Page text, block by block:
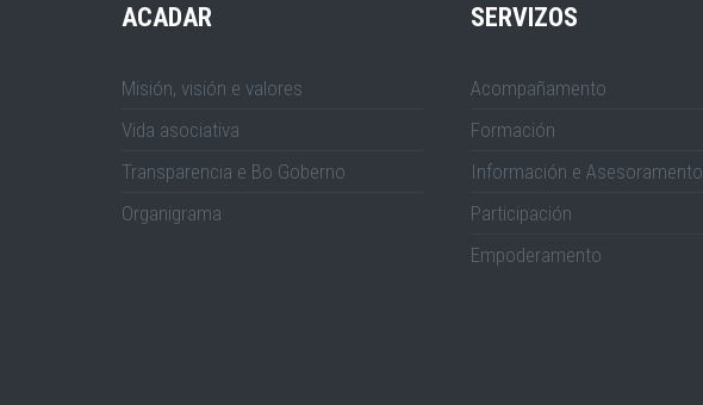
ACADAR
Misión, visión e valores
Vida asociativa
Transparencia e Bo Goberno
Organigrama
SERVIZOS
Acompañamento
Formación
Información e Asesoramento
Participación
Empoderamento